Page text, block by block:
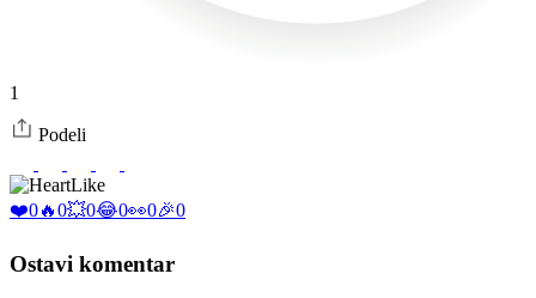
1
Podeli
Like
❤️0🔥0💥0😂0👀0🎉0
Ostavi komentar